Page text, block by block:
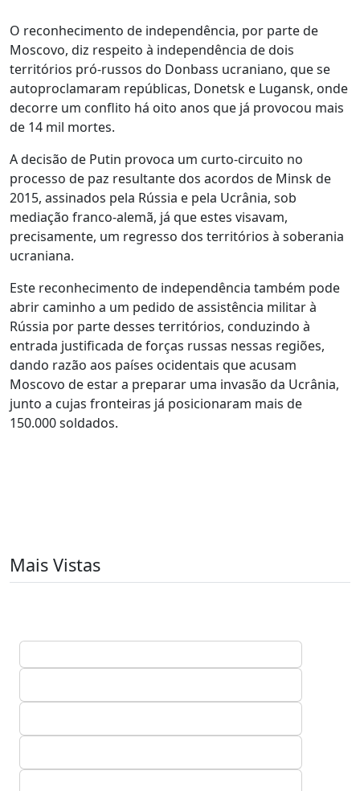
O reconhecimento de independência, por parte de
Moscovo, diz respeito à independência de dois
territórios pró-russos do Donbass ucraniano, que se
autoproclamaram repúblicas, Donetsk e Lugansk, onde
decorre um conflito há oito anos que já provocou mais
de 14 mil mortes.
A decisão de Putin provoca um curto-circuito no
processo de paz resultante dos acordos de Minsk de
2015, assinados pela Rússia e pela Ucrânia, sob
mediação franco-alemã, já que estes visavam,
precisamente, um regresso dos territórios à soberania
ucraniana.
Este reconhecimento de independência também pode
abrir caminho a um pedido de assistência militar à
Rússia por parte desses territórios, conduzindo à
entrada justificada de forças russas nessas regiões,
dando razão aos países ocidentais que acusam
Moscovo de estar a preparar uma invasão da Ucrânia,
junto a cujas fronteiras já posicionaram mais de
150.000 soldados.
Mais Vistas